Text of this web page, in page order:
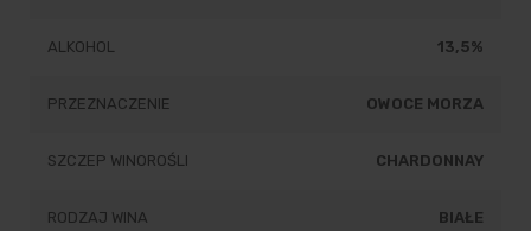
ALKOHOL 13,5%
PRZEZNACZENIE OWOCE MORZA
SZCZEP WINOROŚLI CHARDONNAY
RODZAJ WINA BIAŁE